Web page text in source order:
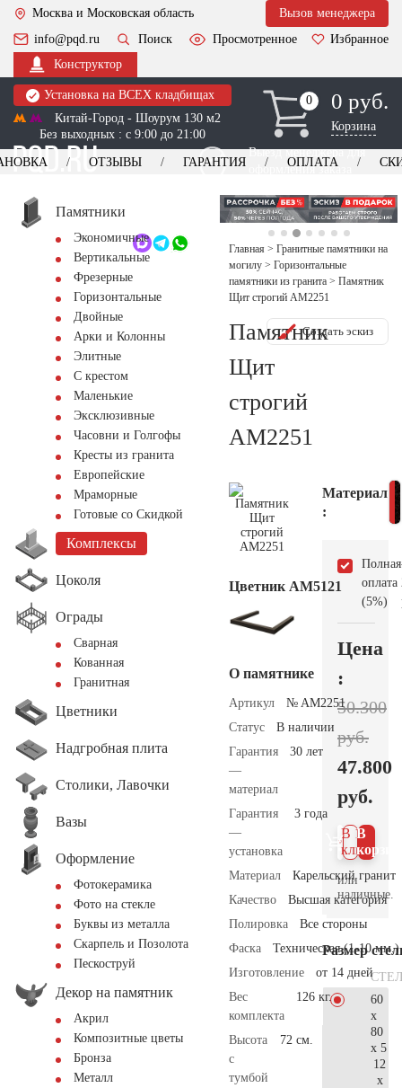
Москва и Московская область
Вызов менеджера
info@pqd.ru
Поиск Просмотренное
Избранное
Конструктор
Установка на ВСЕХ кладбищах
Китай-Город - Шоурум 130 м2
Без выходных : с 9:00 до 21:00
0
0 0 руб.
Корзина
Выезд менеджера для
оформления заказа
+7 (495) 518-44-23
Обратный звонок
ОТЗЫВЫ ГАРАНТИЯ ОПЛАТА
Памятники
Экономичные
Вертикальные
Фрезерные
Горизонтальные
Двойные
Арки и Колонны
Элитные
С крестом
Маленькие
Эксклюзивные
Часовни и Голгофы
Кресты из гранита
Европейские
Мраморные
Готовые со Скидкой
Комплексы
Цоколя
Ограды
Сварная
Кованная
Гранитная
Цветники
Надгробная плита
Столики, Лавочки
Вазы
Оформление
Фотокерамика
Фото на стекле
Буквы из металла
Скарпель и Позолота
Пескоструй
Декор на памятник
Акрил
Композитные цветы
Бронза
Металл
Главная > Гранитные памятники на
могилу > Горизонтальные
памятники из гранита > Памятник
Щит строгий AM2251
Памятник
Щит
строгий
AM2251
Создать эскиз
Цветник АМ5121
О памятнике
Артикул
№ AM2251
Статус
В наличии
Гарантия
—
материал
30 лет
Гарантия
—
установка
3 года
Материал
Карельский гранит
Качество
Высшая категория
Полировка
Все стороны
Фаска
Техническая (1-10 мм.)
Изготовление
от 14 дней
Вес
комплекта
126 кг.
Высота
с
тумбой
72 см.
Материал
:
Полная
оплата
(5%)
Цена
:
50.300
руб.
47.800
руб.
В
В 1
клик
или
наличные.
Размер
60
x
80
x 5
12
x